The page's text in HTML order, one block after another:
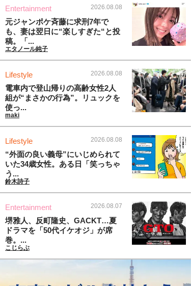
Entertainment 2026.08.08
元ジャンポケ斉藤に求刑7年で
も、妻は翌日に“楽しすぎた“と投
稿。「...
エタノール純子
Lifestyle 2026.08.08
電車内で登山帰りの高齢女性2人
組が“まさかの行為”。リュックを
使っ...
maki
Lifestyle 2026.08.08
“外面の良い義母”にいじめられて
いた34歳女性。ある日「笑っちゃ
う...
鈴木詩子
Entertainment 2026.08.07
堺雅人、反町隆史、GACKT…夏
ドラマを「50代イケオジ」が席
巻。...
こじらぶ